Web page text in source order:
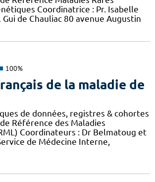
Coordinatrice : Pr. Isabelle
de Chauliac 80 avenue Augustin
100%
de la maladie de
de données, registres & cohortes
Référence des Maladies
Coordinateurs : Dr Belmatoug et
de Médecine Interne,